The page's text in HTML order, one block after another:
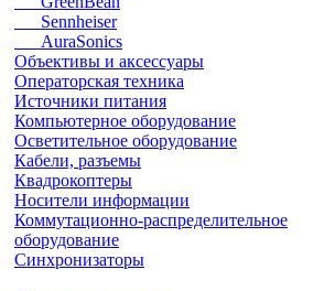
Sennheiser
AuraSonics
Объективы и аксессуары
Операторская техника
Источники питания
Компьютерное оборудование
Осветительное оборудование
Кабели, разъемы
Квадрокоптеры
Носители информации
Коммутационно-распределительное
оборудование
Синхронизаторы